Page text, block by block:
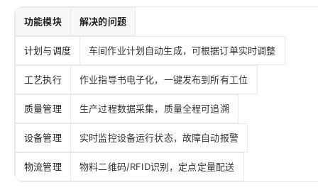
功能模块 解决的问题
计划与调度 车间作业计划自动生成，可根据订单实时调整
工艺执行 作业指导书电子化，一键发布到所有工位
质量管理 生产过程数据采集，质量全程可追溯
设备管理 实时监控设备运行状态，故障自动报警
物流管理 物料二维码/RFID识别，定点定量配送